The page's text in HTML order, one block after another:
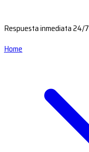
Respuesta inmediata 24/7
Home